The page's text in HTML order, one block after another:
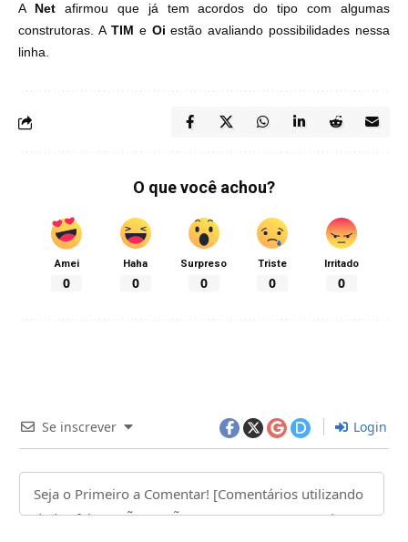
A Netafirmou que já tem acordos do tipo com algumas
construtoras. A TIM e Oi estão avaliando possibilidades nessa
linha.
O que você achou?
Amei
0
Haha
0
Surpreso
0
Triste
0
Irritado
0
Se inscrever Login